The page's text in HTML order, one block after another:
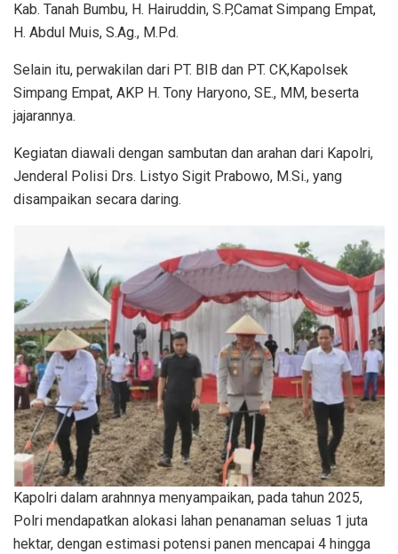
Kab. Tanah Bumbu, H. Hairuddin, S.P,Camat Simpang Empat,
H. Abdul Muis, S.Ag., M.Pd.
Selain itu, perwakilan dari PT. BIB dan PT. CK,Kapolsek
Simpang Empat, AKP H. Tony Haryono, SE., MM, beserta
jajarannya.
Kegiatan diawali dengan sambutan dan arahan dari Kapolri,
Jenderal Polisi Drs. Listyo Sigit Prabowo, M.Si., yang
disampaikan secara daring.
Kapolri dalam arahnnya menyampaikan, pada tahun 2025,
Polri mendapatkan alokasi lahan penanaman seluas 1 juta
hektar, dengan estimasi potensi panen mencapai 4 hingga